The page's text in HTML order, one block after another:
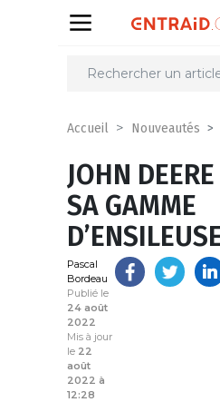
Partager
Accueil Nouveautés
JOHN
SA GAMME
Pascal
Bordeau
Publié le
24 août
2022
Mis à jour
le 22
août
2022 à
12:28